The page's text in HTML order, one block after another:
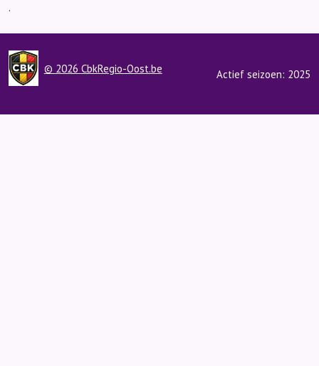
.
© 2026 CbkRegio-Oost.be Actief seizoen: 2025